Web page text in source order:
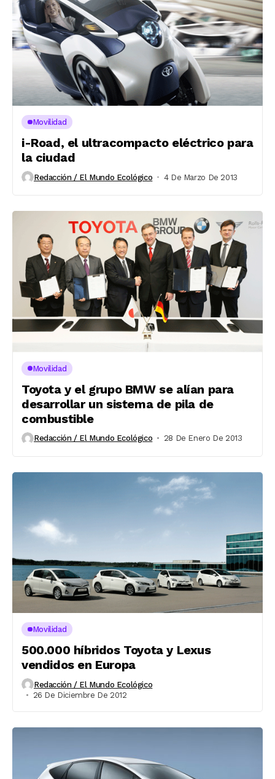
Movilidad
i-Road, el ultracompacto eléctrico para
la ciudad
Redacción / El Mundo Ecológico 4 De Marzo De 2013
Movilidad
Toyota y el grupo BMW se alían para
desarrollar un sistema de pila de
combustible
Redacción / El Mundo Ecológico 28 De Enero De 2013
Movilidad
500.000 híbridos Toyota y Lexus
vendidos en Europa
Redacción / El Mundo Ecológico
26 De Diciembre De 2012